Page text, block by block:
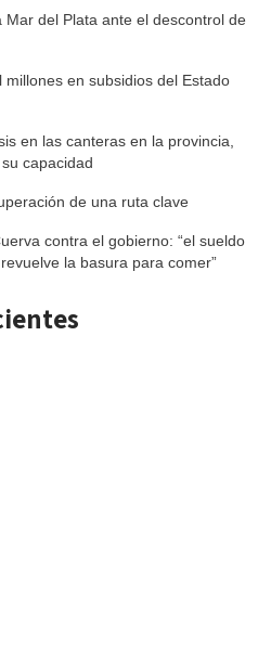
del Plata ante el descontrol de
en subsidios del Estado
en las canteras en la provincia,
capacidad
de una ruta clave
contra el gobierno: “el sueldo
la basura para comer”